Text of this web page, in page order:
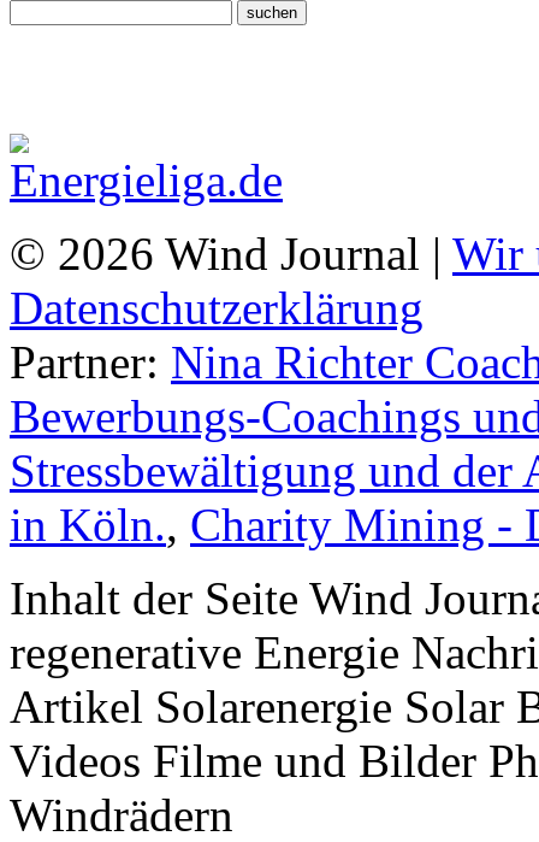
© 2026 Wind Journal | Wir
Datenschutzerklärung
Partner: Nina Richter
Bewerbungs-Coachings
Stressbewältigung und
in Köln., Charity Mining -
Inhalt der Seite Wind
regenerative Energie
Artikel Solarenergie Solar
Videos Filme und Bilder
Windrädern